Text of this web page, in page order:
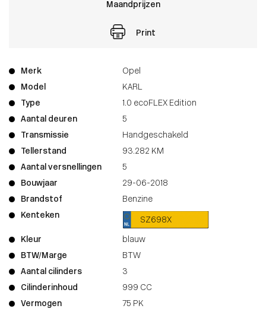
Maandprijzen
Print
Merk
Opel
Model
KARL
Type
1.0 ecoFLEX Edition
Aantal deuren
5
Transmissie
Handgeschakeld
Tellerstand
93.282 KM
Aantal versnellingen
5
Bouwjaar
29-06-2018
Brandstof
Benzine
Kenteken
SZ698X
Kleur
blauw
BTW/Marge
BTW
Aantal cilinders
3
Cilinderinhoud
999 CC
Vermogen
75 PK